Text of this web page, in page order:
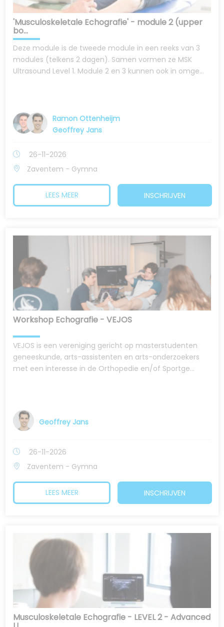
'Musculoskeletale Echografie' - module 2 (upper
bo...
Deze module is de tweede module in een reeks van 3
modules (telkens 2 dagen). Samen vormen ze MSK
Ultrasound Level 1. Module 2 en 3 kunnen ook in omge...
Ramon Ottenheijm
Geoffrey Jans
26-11-2026
Zaventem - Gymna
LEES MEER INSCHRIJVEN
Workshop Echografie - VEJOS
VEJOS is een vereniging gericht op masterstudenten
geneeskunde, arts-assistenten en arts-onderzoekers
met een interesse in de Orthopedie en/of Sportge...
Geoffrey Jans
26-11-2026
Zaventem - Gymna
LEES MEER INSCHRIJVEN
Musculoskeletale Echografie - LEVEL 2 - Advanced